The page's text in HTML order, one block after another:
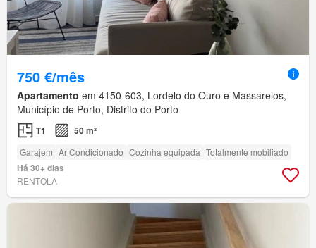
750 €/mês
Apartamento em 4150-603, Lordelo do Ouro e Massarelos,
Município de Porto, Distrito do Porto
T1 50 m²
Garajem Ar Condicionado Cozinha equipada Totalmente mobiliado
Há 30+ dias
RENTOLA